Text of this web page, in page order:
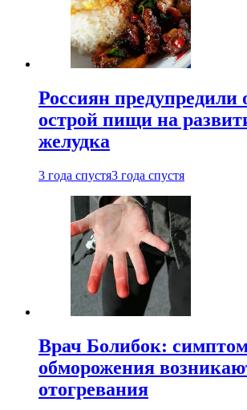
Россиян предупредили
острой пищи на
желудка
3 года спустя3 года спустя
Врач Болибок:
обморожения
отогревания